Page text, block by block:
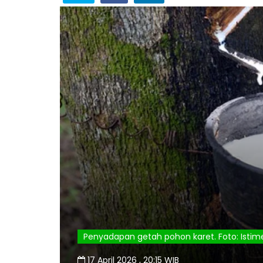
Penyadapan getah pohon karet. Foto:
17 April 2026 , 20:15 WIB